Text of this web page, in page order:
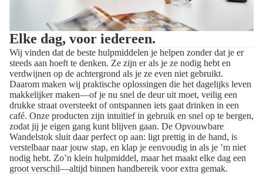
Elke dag, voor iedereen.
Wij vinden dat de beste hulpmiddelen je helpen zonder dat je er
steeds aan hoeft te denken. Ze zijn er als je ze nodig hebt en
verdwijnen op de achtergrond als je ze even niet gebruikt.
Daarom maken wij praktische oplossingen die het dagelijks leven
makkelijker maken—of je nu snel de deur uit moet, veilig een
drukke straat oversteekt of ontspannen iets gaat drinken in een
café. Onze producten zijn intuïtief in gebruik en snel op te bergen,
zodat jij je eigen gang kunt blijven gaan. De Opvouwbare
Wandelstok sluit daar perfect op aan: ligt prettig in de hand, is
verstelbaar naar jouw stap, en klap je eenvoudig in als je ’m niet
nodig hebt. Zo’n klein hulpmiddel, maar het maakt elke dag een
groot verschil—altijd binnen handbereik voor extra gemak.